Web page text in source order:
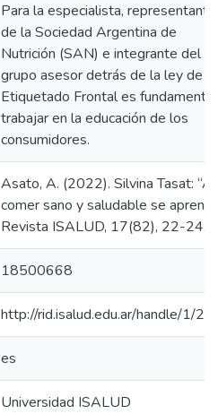
Para la especialista, representante
de la Sociedad Argentina de
Nutrición (SAN) e integrante del
grupo asesor detrás de la ley de
Etiquetado Frontal es fundamental
trabajar en la educación de los
consumidores.
Asato, A. (2022). Silvina Tasat: “A
comer sano y saludable se
Revista ISALUD, 17(82), 22-24.
18500668
http://rid.isalud.edu.ar/handle/1/
es
Universidad ISALUD